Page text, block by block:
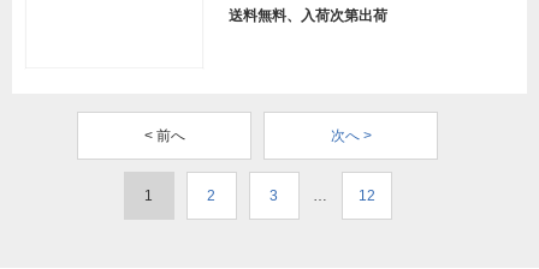
送料無料、入荷次第出荷
< 前へ 次へ >
1 2 3 … 12